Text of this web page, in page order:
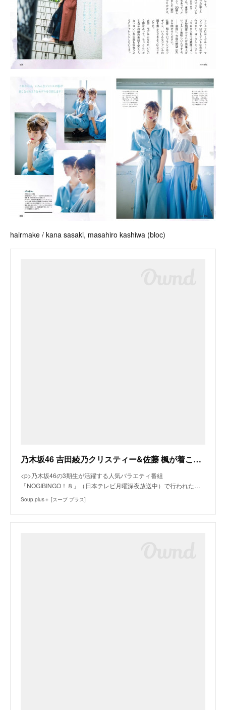
hairmake / kana sasaki, masahiro kashiwa (bloc)
乃木坂46 吉田綾乃クリスティー&佐藤 楓が着こなすTrend Fashion Lesson
<p>乃木坂46の3期生が活躍する人気バラエティ番組
「NOGIBINGO！８」（日本テレビ月曜深夜放送中）で行われた…
Soup.plus＋ [スープ プラス]